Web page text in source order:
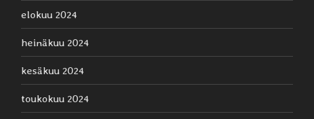
elokuu 2024
heinäkuu 2024
kesäkuu 2024
toukokuu 2024